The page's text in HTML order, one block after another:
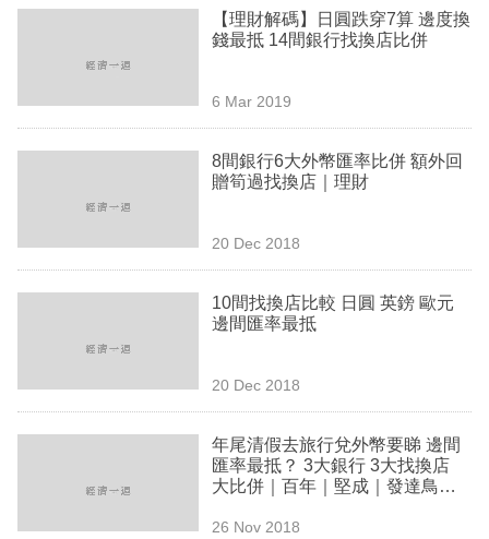
欄
區
【理財解碼】日圓跌穿7算 邊度換
錢最抵 14間銀行找換店比併
6 Mar 2019
8間銀行6大外幣匯率比併 額外回
贈筍過找換店｜理財
20 Dec 2018
10間找換店比較 日圓 英鎊 歐元
邊間匯率最抵
20 Dec 2018
年尾清假去旅行兌外幣要睇 邊間
匯率最抵？ 3大銀行 3大找換店
大比併｜百年｜堅成｜發達鳥｜S
26 Nov 2018